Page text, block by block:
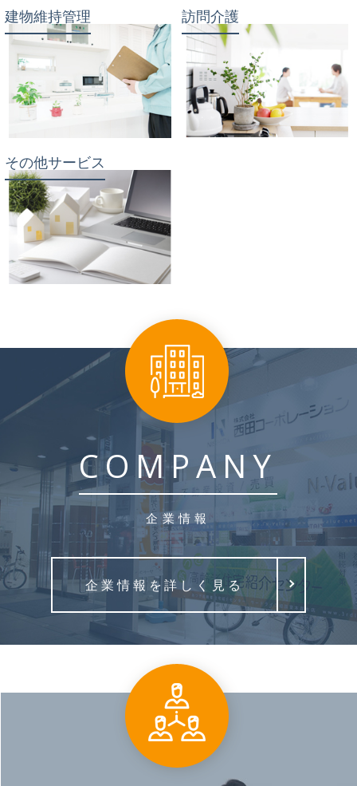
建物維持管理 訪問介護
その他サービス
COMPANY
企業情報
企業情報を詳しく見る